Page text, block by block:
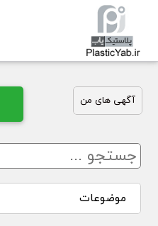
آگهی های من
موضوعات